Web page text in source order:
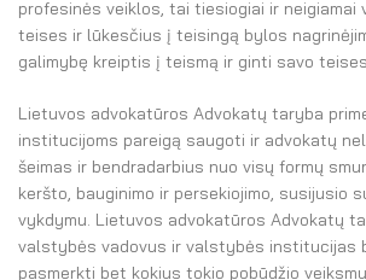
profesinės veiklos, tai tiesiogiai ir neigiamai
teises ir lūkesčius į teisingą bylos
galimybę kreiptis į teismą ir ginti savo
Lietuvos advokatūros Advokatų taryba
institucijoms pareigą saugoti ir advokatų
šeimas ir bendradarbius nuo visų formų
keršto, bauginimo ir persekiojimo, susijusio
vykdymu. Lietuvos advokatūros Advokatų
valstybės vadovus ir valstybės institucijas
pasmerkti bet kokius tokio pobūdžio